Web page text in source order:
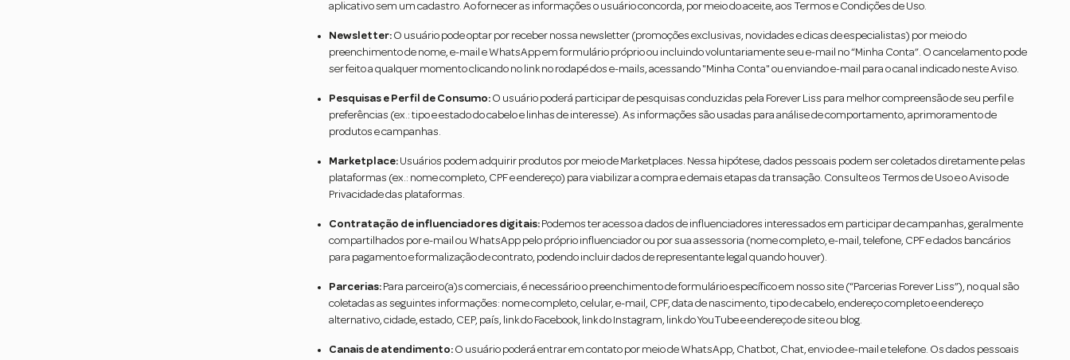
aplicativo sem um cadastro. Ao fornecer as informações o usuário concorda, por meio do aceite, aos Termos e Condições de Uso.
Newsletter: O usuário pode optar por receber nossa newsletter (promoções exclusivas, novidades e dicas de especialistas) por meio do
preenchimento de nome, e-mail e WhatsApp em formulário próprio ou incluindo voluntariamente seu e-mail no “Minha Conta”. O cancelamento pode
ser feito a qualquer momento clicando no link no rodapé dos e-mails, acessando "Minha Conta" ou enviando e-mail para o canal indicado neste Aviso.
Pesquisas e Perfil de Consumo: O usuário poderá participar de pesquisas conduzidas pela Forever Liss para melhor compreensão de seu perfil e
preferências (ex.: tipo e estado do cabelo e linhas de interesse). As informações são usadas para análise de comportamento, aprimoramento de
produtos e campanhas.
Marketplace: Usuários podem adquirir produtos por meio de Marketplaces. Nessa hipótese, dados pessoais podem ser coletados diretamente pelas
plataformas (ex.: nome completo, CPF e endereço) para viabilizar a compra e demais etapas da transação. Consulte os Termos de Uso e o Aviso de
Privacidade das plataformas.
Contratação de influenciadores digitais: Podemos ter acesso a dados de influenciadores interessados em participar de campanhas, geralmente
compartilhados por e-mail ou WhatsApp pelo próprio influenciador ou por sua assessoria (nome completo, e-mail, telefone, CPF e dados bancários
para pagamento e formalização de contrato, podendo incluir dados de representante legal quando houver).
Parcerias: Para parceiro(a)s comerciais, é necessário o preenchimento de formulário específico em nosso site (“Parcerias Forever Liss”), no qual são
coletadas as seguintes informações: nome completo, celular, e-mail, CPF, data de nascimento, tipo de cabelo, endereço completo e endereço
alternativo, cidade, estado, CEP, país, link do Facebook, link do Instagram, link do YouTube e endereço de site ou blog.
Canais de atendimento: O usuário poderá entrar em contato por meio de WhatsApp, Chatbot, Chat, envio de e-mail e telefone. Os dados pessoais